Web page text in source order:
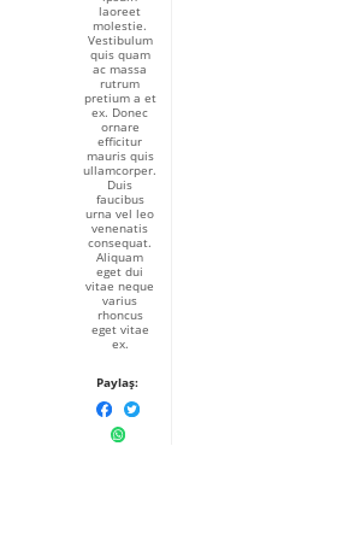
laoreet
molestie.
Vestibulum
quis quam
ac massa
rutrum
pretium a et
ex. Donec
ornare
efficitur
mauris quis
ullamcorper.
Duis
faucibus
urna vel leo
venenatis
consequat.
Aliquam
eget dui
vitae neque
varius
rhoncus
eget vitae
ex.
Paylaş: